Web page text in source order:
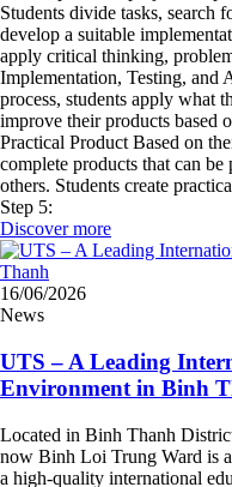
Students divide tasks, search
develop a suitable
apply critical thinking,
Implementation, Testing, and
process, students apply what
improve their products based
Practical Product Based on
complete products that can
others. Students create
Step 5:
Discover more
16/06/2026
News
UTS – A Leading
Environment in Binh
Located in Binh Thanh
now Binh Loi Trung Ward is
a high-quality international